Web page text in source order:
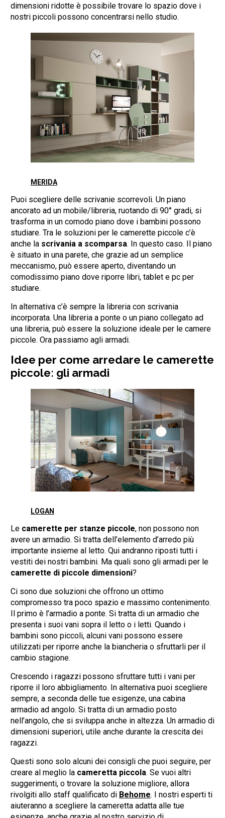
dimensioni ridotte è possibile trovare lo spazio dove i
nostri piccoli possono concentrarsi nello studio.
MERIDA
Puoi scegliere delle scrivanie scorrevoli. Un piano
ancorato ad un mobile/libreria, ruotando di 90° gradi, si
trasforma in un comodo piano dove i bambini possono
studiare. Tra le soluzioni per le camerette piccole c’è
anche la scrivania a scomparsa. In questo caso. Il piano
è situato in una parete, che grazie ad un semplice
meccanismo, può essere aperto, diventando un
comodissimo piano dove riporre libri, tablet e pc per
studiare.
In alternativa c’è sempre la libreria con scrivania
incorporata. Una libreria a ponte o un piano collegato ad
una libreria, può essere la soluzione ideale per le camere
piccole. Ora passiamo agli armadi.
Idee per come arredare le camerette
piccole: gli armadi
LOGAN
Le camerette per stanze piccole, non possono non
avere un armadio. Si tratta dell’elemento d’arredo più
importante insieme al letto. Qui andranno riposti tutti i
vestiti dei nostri bambini. Ma quali sono gli armadi per le
camerette di piccole dimensioni?
Ci sono due soluzioni che offrono un ottimo
compromesso tra poco spazio e massimo contenimento.
Il primo è l’armadio a ponte. Si tratta di un armadio che
presenta i suoi vani sopra il letto o i letti. Quando i
bambini sono piccoli, alcuni vani possono essere
utilizzati per riporre anche la biancheria o sfruttarli per il
cambio stagione.
Crescendo i ragazzi possono sfruttare tutti i vani per
riporre il loro abbigliamento. In alternativa puoi scegliere
sempre, a seconda delle tue esigenze, una cabina
armadio ad angolo. Si tratta di un armadio posto
nell’angolo, che si sviluppa anche in altezza. Un armadio di
dimensioni superiori, utile anche durante la crescita dei
ragazzi.
Questi sono solo alcuni dei consigli che puoi seguire, per
creare al meglio la cameretta piccola. Se vuoi altri
suggerimenti, o trovare la soluzione migliore, allora
rivolgiti allo staff qualificato di Behome. I nostri esperti ti
aiuteranno a scegliere la cameretta adatta alle tue